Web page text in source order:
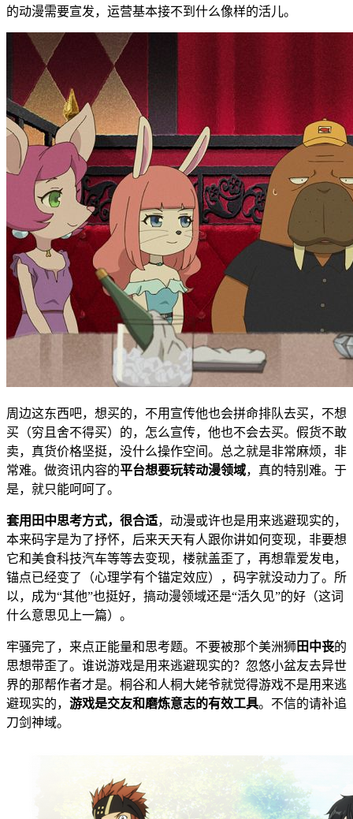
的动漫需要宣发，运营基本接不到什么像样的活儿。
周边这东西吧，想买的，不用宣传他也会拼命排队去买，不想
买（穷且舍不得买）的，怎么宣传，他也不会去买。假货不敢
卖，真货价格坚挺，没什么操作空间。总之就是非常麻烦，非
常难。做资讯内容的平台想要玩转动漫领域，真的特别难。于
是，就只能呵呵了。
套用田中思考方式，很合适，动漫或许也是用来逃避现实的，
本来码字是为了抒怀，后来天天有人跟你讲如何变现，非要想
它和美食科技汽车等等去变现，楼就盖歪了，再想靠爱发电，
锚点已经变了（心理学有个锚定效应），码字就没动力了。所
以，成为“其他”也挺好，搞动漫领域还是“活久见”的好（这词
什么意思见上一篇）。
牢骚完了，来点正能量和思考题。不要被那个美洲狮 田中丧的
思想带歪了。谁说游戏是用来逃避现实的？忽悠小盆友去异世
界的那帮作者才是。桐谷和人桐大姥爷就觉得游戏不是用来逃
避现实的， 游戏是交友和磨炼意志的有效工具。不信的请补追
刀剑神域。